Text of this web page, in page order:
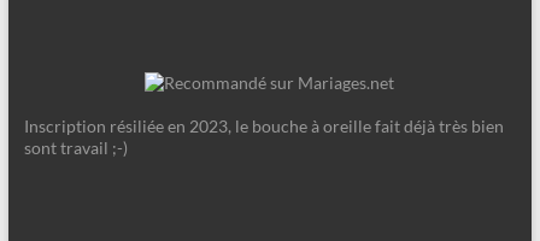
Inscription résiliée en 2023, le bouche à oreille fait déjà très bien
sont travail ;-)